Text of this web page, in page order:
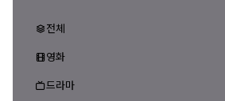
전체
영화
드라마